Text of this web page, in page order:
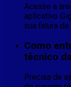
Acesse a
aplicativo
sua fatura
Como
técnico
Precisa de